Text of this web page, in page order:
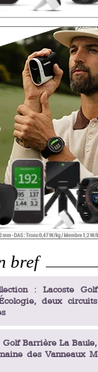
bref
: Lacoste Golf
deux circuits
Barrière La Baule,
des Vanneaux M